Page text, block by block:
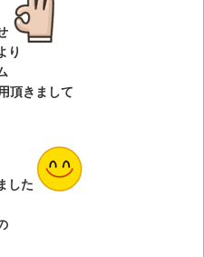
り
頂きまして
した